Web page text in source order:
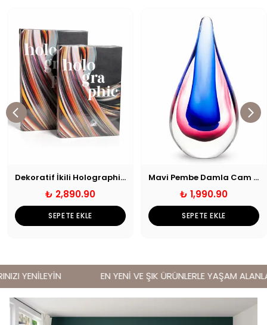
Dekoratif İkili Holographic Kitap Kutu
₺ 2,890.90
SEPETE EKLE
Mavi Pembe Damla Cam Obje
₺ 1,990.90
SEPETE EKLE
YENİLEYİN EN YENİ VE ŞIK ÜRÜNLERLE YAŞAM